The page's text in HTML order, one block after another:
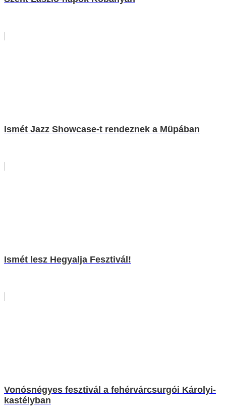
Ismét Jazz Showcase-t rendeznek a Müpában
Ismét lesz Hegyalja Fesztivál!
Vonósnégyes fesztivál a fehérvárcsurgói Károlyi-
kastélyban